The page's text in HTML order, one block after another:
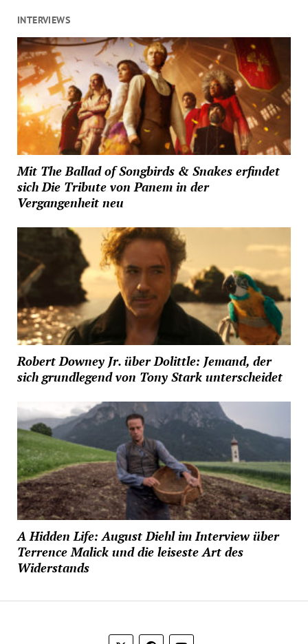
INTERVIEWS
Mit The Ballad of Songbirds & Snakes erfindet
sich Die Tribute von Panem in der
Vergangenheit neu
Robert Downey Jr. über Dolittle: Jemand, der
sich grundlegend von Tony Stark unterscheidet
A Hidden Life: August Diehl im Interview über
Terrence Malick und die leiseste Art des
Widerstands